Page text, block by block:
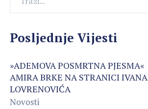
Posljednje Vijesti
»ADEMOVA POSMRTNA PJESMA«
AMIRA BRKE NA STRANICI IVANA
LOVRENOVIĆA
Novosti